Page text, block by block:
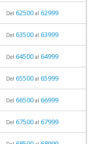
Del 62500al 62999
Del 63500al 63999
Del 64500al 64999
Del 65500al 65999
Del 66500al 66999
Del 67500al 67999